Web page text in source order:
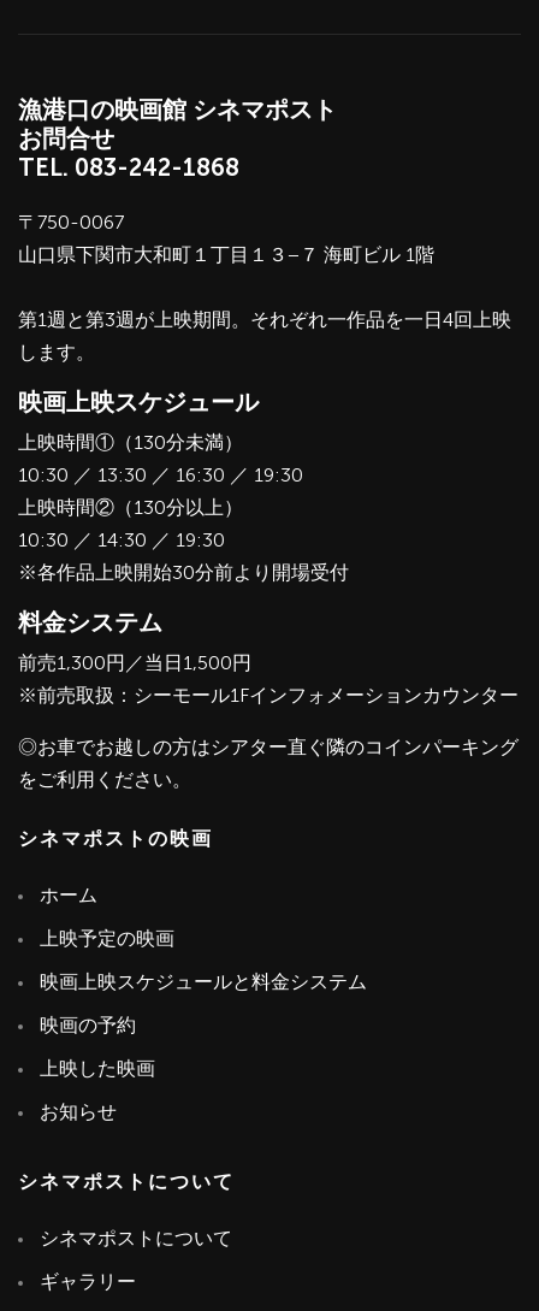
漁港口の映画館 シネマポスト
お問合せ
TEL. 083-242-1868
〒750-0067
山口県下関市大和町１丁目１３−７ 海町ビル 1階
第1週と第3週が上映期間。それぞれ一作品を一日4回上映
します。
映画上映スケジュール
上映時間①（130分未満）
10:30 ／ 13:30 ／ 16:30 ／ 19:30
上映時間②（130分以上）
10:30 ／ 14:30 ／ 19:30
※各作品上映開始30分前より開場受付
料金システム
前売1,300円／当日1,500円
※前売取扱：シーモール1Fインフォメーションカウンター
◎お車でお越しの方はシアター直ぐ隣のコインパーキング
をご利用ください。
シネマポストの映画
ホーム
上映予定の映画
映画上映スケジュールと料金システム
映画の予約
上映した映画
お知らせ
シネマポストについて
シネマポストについて
ギャラリー